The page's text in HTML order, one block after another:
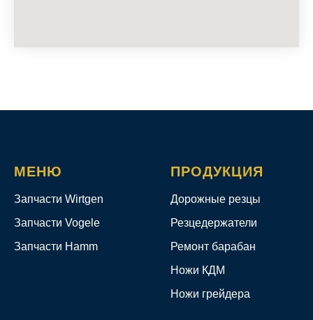
МЕНЮ
Запчасти Wirtgen
Запчасти Vogele
Запчасти Hamm
ПРОДУКЦИЯ
Дорожные резцы
Резцедержатели
Ремонт барабан
Ножи КДМ
Ножи грейдера